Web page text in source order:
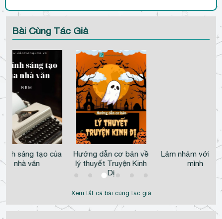
Bài Cùng Tác Giả
tính sáng tạo của
nhà văn
Hướng dẫn cơ bản về
lý thuyết Truyện Kinh
Dị
Lảm nhảm với
mình
Xem tất cả bài cùng tác giả